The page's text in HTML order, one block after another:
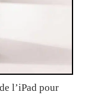
l’iPad pour